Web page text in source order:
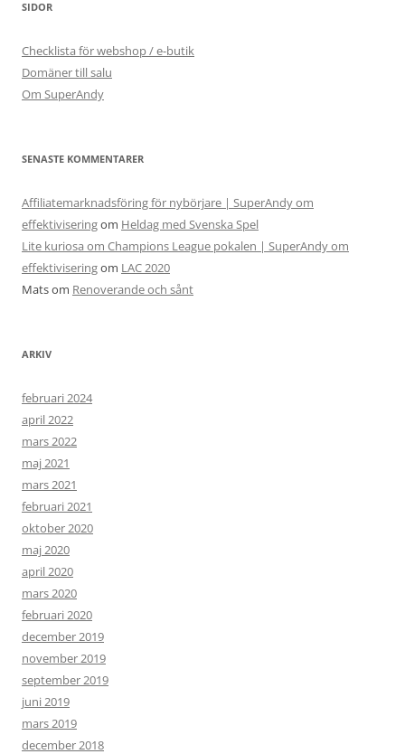
SIDOR
Checklista för webshop / e-butik
Domäner till salu
Om SuperAndy
SENASTE KOMMENTARER
Affiliatemarknadsföring för nybörjare | SuperAndy om
effektiviseringom Heldag med Svenska Spel
Lite kuriosa om Champions League pokalen | SuperAndy om
effektiviseringom LAC 2020
Matsom Renoverande och sånt
ARKIV
februari 2024
april 2022
mars 2022
maj 2021
mars 2021
februari 2021
oktober 2020
maj 2020
april 2020
mars 2020
februari 2020
december 2019
november 2019
september 2019
juni 2019
mars 2019
december 2018